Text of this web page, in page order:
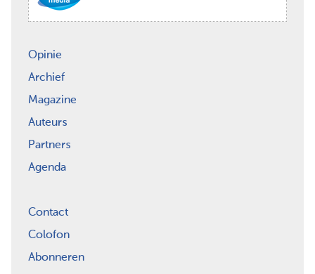
Opinie
Archief
Magazine
Auteurs
Partners
Agenda
Contact
Colofon
Abonneren